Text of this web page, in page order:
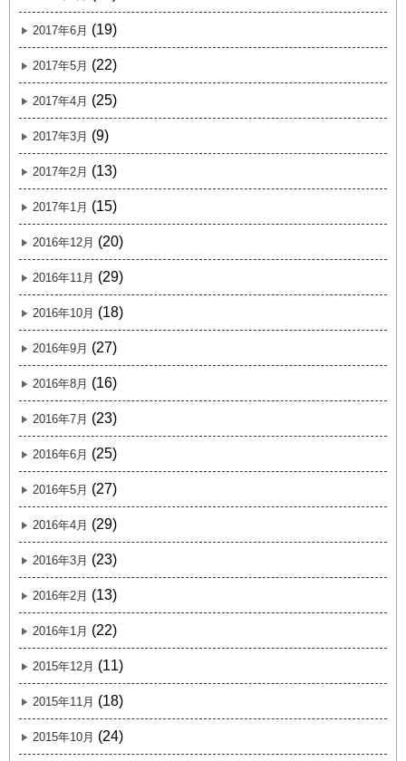
2017年6月 (19)
2017年5月 (22)
2017年4月 (25)
2017年3月 (9)
2017年2月 (13)
2017年1月 (15)
2016年12月 (20)
2016年11月 (29)
2016年10月 (18)
2016年9月 (27)
2016年8月 (16)
2016年7月 (23)
2016年6月 (25)
2016年5月 (27)
2016年4月 (29)
2016年3月 (23)
2016年2月 (13)
2016年1月 (22)
2015年12月 (11)
2015年11月 (18)
2015年10月 (24)